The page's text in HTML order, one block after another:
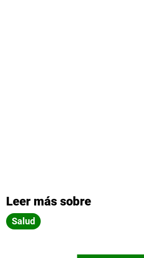
Leer más sobre
Salud